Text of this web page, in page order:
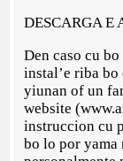
DESCARGA E
Den caso cu
instal’e riba
yiunan of un
website
instruccion cu
bo lo por yama